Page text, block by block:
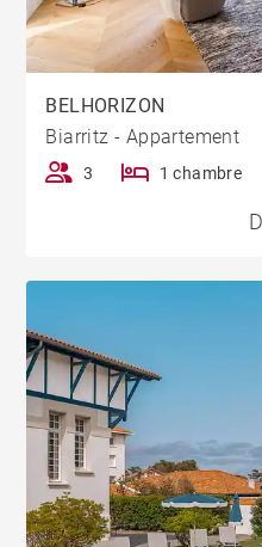
BELHORIZON
Biarritz - Appartement
3 1 chambre